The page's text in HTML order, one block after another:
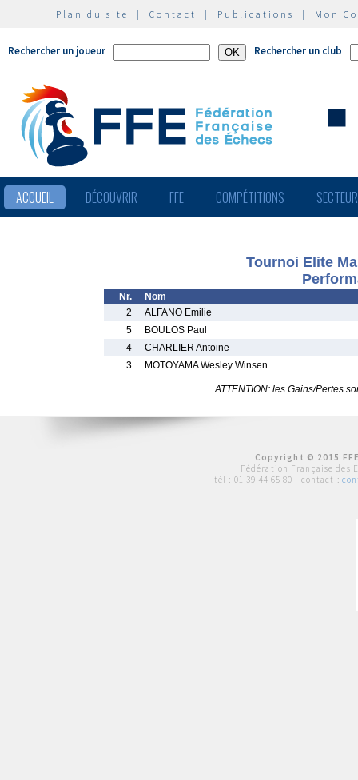
Plan du site | Contact | Publications | Mon
Rechercher un joueur Rechercher un club
ACCUEIL DÉCOUVRIR FFE COMPÉTITIONS
Tournoi Elite
Nr.
Nom
2
ALFANO Emilie
5
BOULOS Paul
4
CHARLIER Antoine
3
MOTOYAMA Wesley Winsen
ATTENTION: les Gains/Pertes
Copyright © 2015
Fédération Française des
tél : 01 39 44 65 80 | contact :